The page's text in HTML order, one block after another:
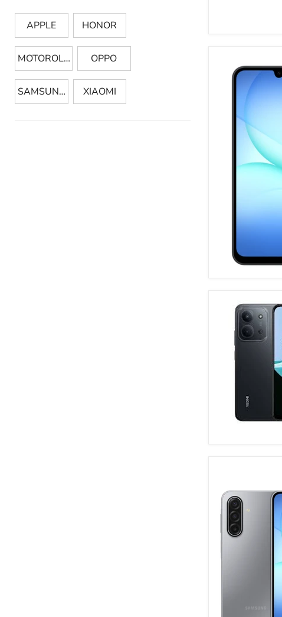
APPLE HONOR
MOTOROLA OPPO
SAMSUNG XIAOMI